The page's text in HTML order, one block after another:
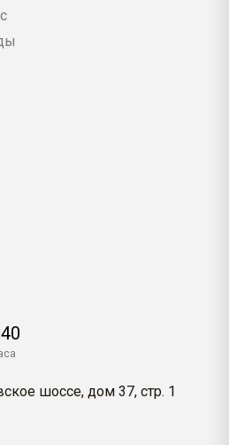
шоссе, дом 37, стр. 1